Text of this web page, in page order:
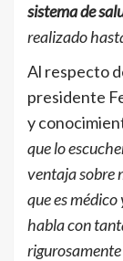
sistema de
realizado
Al respecto
presidente
y
que lo
ventaja sobre
que es médico
habla con